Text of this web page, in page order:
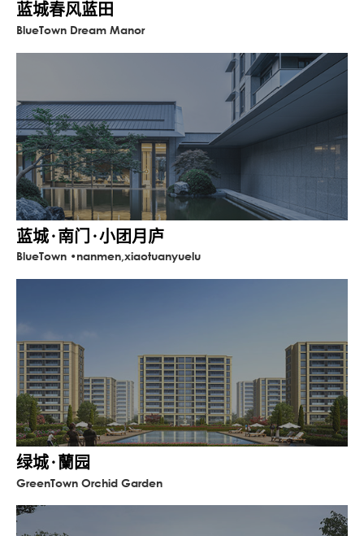
蓝城春风蓝田
BlueTown Dream Manor
蓝城·南门·小团月庐
BlueTown •nanmen,xiaotuanyuelu
绿城·蘭园
GreenTown Orchid Garden